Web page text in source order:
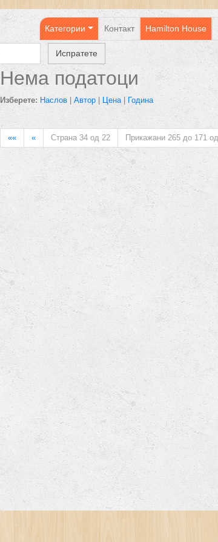
Категории Контакт Hamilton House
Нема податоци
Изберете: Наслов Автор Цена| Година
«« « Страна 34 од 22 Прикажани 265 до 171